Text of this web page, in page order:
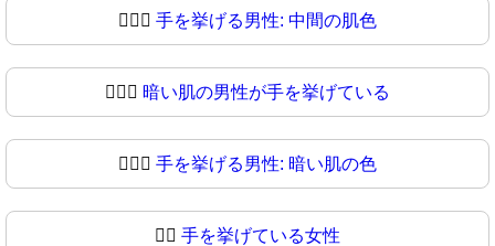
🙋🏾‍♂ 手を挙げる男性: 中間の肌色
🙋🏿‍♂️ 暗い肌の男性が手を挙げている
🙋🏿‍♂ 手を挙げる男性: 暗い肌の色
🙋‍♀️ 手を挙げている女性